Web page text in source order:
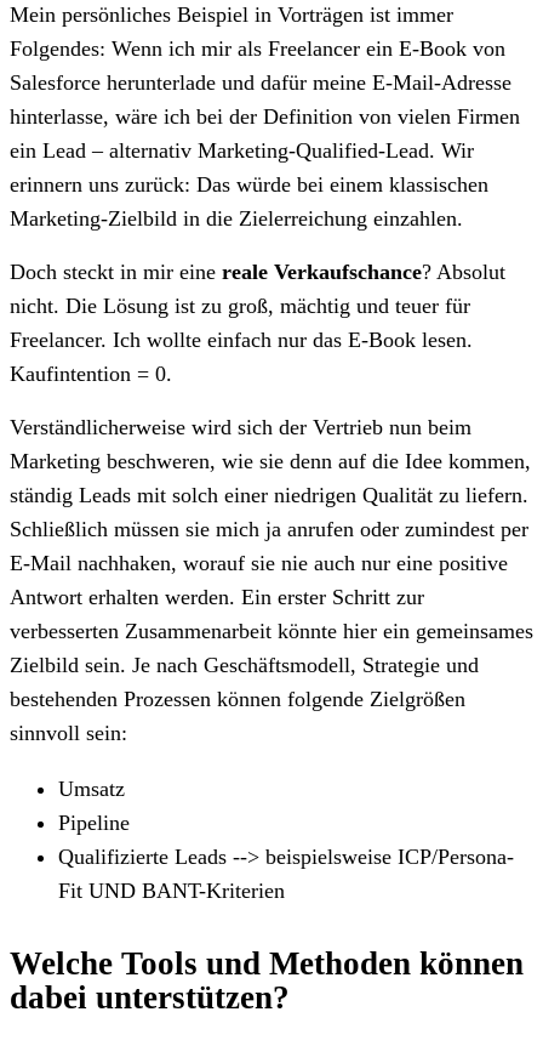
Mein persönliches Beispiel in Vorträgen ist immer
Folgendes: Wenn ich mir als Freelancer ein E-Book von
Salesforce herunterlade und dafür meine E-Mail-Adresse
hinterlasse, wäre ich bei der Definition von vielen Firmen
ein Lead – alternativ Marketing-Qualified-Lead. Wir
erinnern uns zurück: Das würde bei einem klassischen
Marketing-Zielbild in die Zielerreichung einzahlen.
Doch steckt in mir eine reale Verkaufschance? Absolut
nicht. Die Lösung ist zu groß, mächtig und teuer für
Freelancer. Ich wollte einfach nur das E-Book lesen.
Kaufintention = 0.
Verständlicherweise wird sich der Vertrieb nun beim
Marketing beschweren, wie sie denn auf die Idee kommen,
ständig Leads mit solch einer niedrigen Qualität zu liefern.
Schließlich müssen sie mich ja anrufen oder zumindest per
E-Mail nachhaken, worauf sie nie auch nur eine positive
Antwort erhalten werden. Ein erster Schritt zur
verbesserten Zusammenarbeit könnte hier ein gemeinsames
Zielbild sein. Je nach Geschäftsmodell, Strategie und
bestehenden Prozessen können folgende Zielgrößen
sinnvoll sein:
Umsatz
Pipeline
Qualifizierte Leads --> beispielsweise ICP/Persona-
Fit UND BANT-Kriterien
Welche Tools und Methoden können
dabei unterstützen?